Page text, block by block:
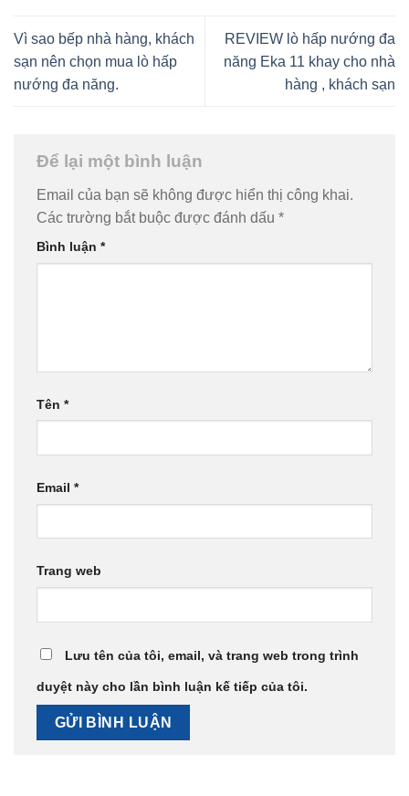
Vì sao bếp nhà hàng, khách
sạn nên chọn mua lò hấp
nướng đa năng.
REVIEW lò hấp nướng đa
năng Eka 11 khay cho nhà
hàng , khách sạn
Để lại một bình luận
Email của bạn sẽ không được hiển thị công khai.
Các trường bắt buộc được đánh dấu *
Bình luận *
Tên *
Email *
Trang web
Lưu tên của tôi, email, và trang web trong trình
duyệt này cho lần bình luận kế tiếp của tôi.